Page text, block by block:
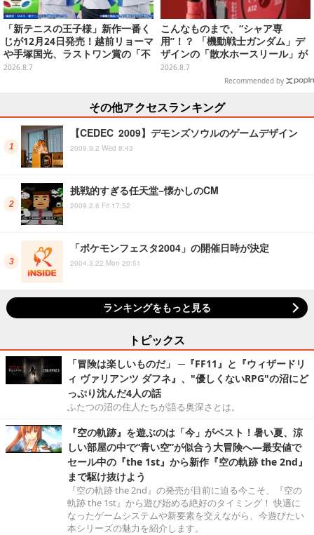
「新テニスの王子様」新作一番く
じが12月24日発売！越前リョーマ
や手塚国光、ラストワン賞の「不
二周助 フィギュア」は開眼パーツ
2026.8.7
こんなものまで、“シャア専
用”！？ 「機動戦士ガンダム」デ
ザインの「散水ホースリール」が
予約開始ーあえて存在感を放つ赤
2026.8.7
Recommended by
その他アクセスランキング
【CEDEC 2009】デモンズソウルのゲームデザイン
2009.9.2 Wed 8:43
挑戦的すぎる任天堂−懐かしのCM
2009.2.6 Fri 17:52
「ポケモンフェスタ2004」の開催日時が決定
2004.3.22 Mon 20:51
ランキングをもっと見る
トピックス
「冒険は楽しいものだ」 ─『FF11』と『ウィザードリ
ィ ヴァリアンツ ダフネ』、"優しくないRPG"の沼にど
っぷり沈んだ4人の話
ふたつの沼の住人たちが語る奥深さとは。
『空の軌跡』を遊ぶのは「今」がベスト！暑い夏、涼
しい部屋の中で“青い空”が似合う大冒険へ―最安値で
セール中の『the 1st』から新作『空の軌跡 the 2nd』
まで駆け抜けよう
『空の軌跡 the 2nd』の発売が目前に迫る今こそ、『空の
軌跡 the 1st』から遊び始める絶好のタイミング！ 快適に
なったゲームシステムや新要素を交えながら、今遊びたい
本シリーズの魅力を紹介します。